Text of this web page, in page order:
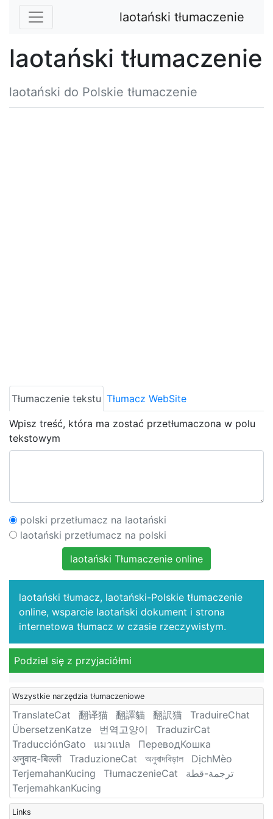
laotański tłumaczenie
laotański tłumaczenie
laotański do Polskie tłumaczenie
Tłumaczenie tekstu Tłumacz WebSite
Wpisz treść, która ma zostać przetłumaczona w polu
tekstowym
polski przetłumacz na laotański
laotański przetłumacz na polski
laotański Tłumaczenie online
laotański tłumacz, laotański-Polskie tłumaczenie
online, wsparcie laotański dokument i strona
internetowa tłumacz w czasie rzeczywistym.
Podziel się z przyjaciółmi
Wszystkie narzędzia tłumaczeniowe
TranslateCat 翻译猫 翻譯貓 翻訳猫
TraduireChat
ÜbersetzenKatze
번역고양이
TraduzirCat
TraducciónGato
แมวแปล
ПереводКошка
अनुवाद-बिल्ली
TraduzioneCat অনুবাদবিড়াল
DịchMèo
TerjemahanKucing
TłumaczenieCat
ترجمة-قطة
TerjemahkanKucing
Links